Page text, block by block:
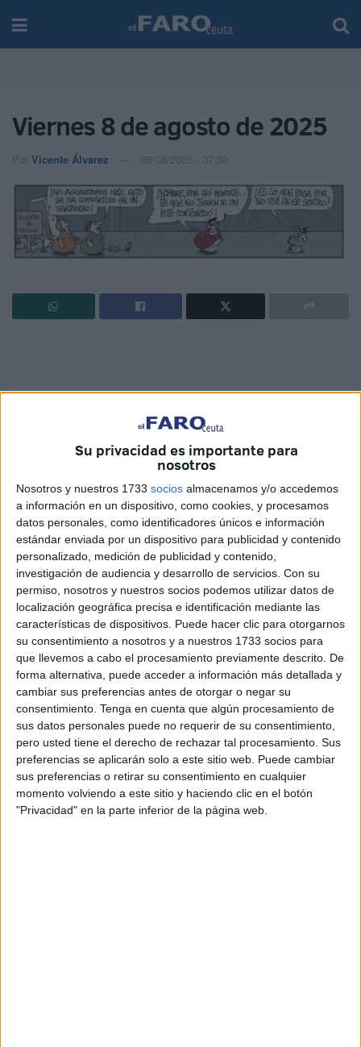
Su privacidad es importante para
nosotros
Nosotros y nuestros 1733 socios almacenamos y/o accedemos
a información en un dispositivo, como cookies, y procesamos
datos personales, como identificadores únicos e información
estándar enviada por un dispositivo para publicidad y contenido
personalizado, medición de publicidad y contenido,
investigación de audiencia y desarrollo de servicios. Con su
permiso, nosotros y nuestros socios podemos utilizar datos de
localización geográfica precisa e identificación mediante las
características de dispositivos. Puede hacer clic para otorgarnos
su consentimiento a nosotros y a nuestros 1733 socios para
que llevemos a cabo el procesamiento previamente descrito. De
forma alternativa, puede acceder a información más detallada y
cambiar sus preferencias antes de otorgar o negar su
consentimiento. Tenga en cuenta que algún procesamiento de
sus datos personales puede no requerir de su consentimiento,
pero usted tiene el derecho de rechazar tal procesamiento. Sus
preferencias se aplicarán solo a este sitio web. Puede cambiar
sus preferencias o retirar su consentimiento en cualquier
momento volviendo a este sitio y haciendo clic en el botón
"Privacidad" en la parte inferior de la página web.
Viernes 8 de agosto de 2025
Por Vicente Álvarez 08/08/2025 - 07:30
Carta de los vecinos de Arcos Quebrados
HACE 6 HORAS
Disparos en el Príncipe y un herido por
arma blanca
HACE 6 HORAS
Orgullo de un pueblo que nunca pierde
su humanidad
HACE 7 HORAS
Aplazado el amistoso entre el Ittihad de
Tánger y el FC Barcelona
HACE 7 HORAS
El PP denuncia en el Parlamento Europeo
la "inacción" de Sánchez ante la crisis de
Ceuta
HACE 8 HORAS